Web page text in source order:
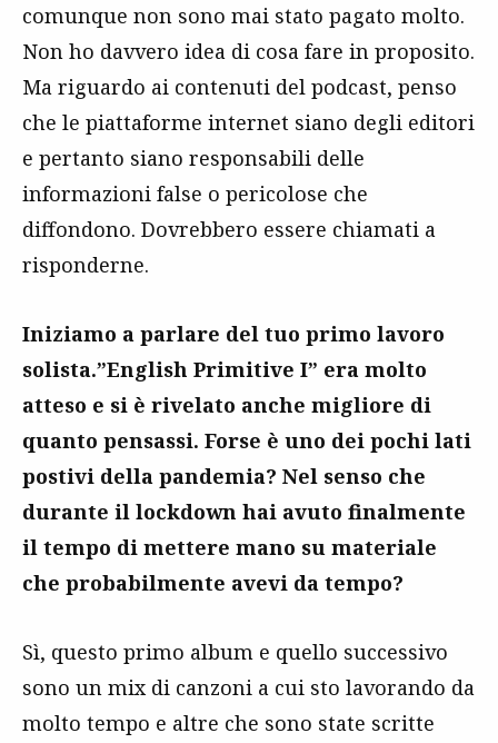
comunque non sono mai stato pagato molto.
Non ho davvero idea di cosa fare in proposito.
Ma riguardo ai contenuti del podcast, penso
che le piattaforme internet siano degli editori
e pertanto siano responsabili delle
informazioni false o pericolose che
diffondono. Dovrebbero essere chiamati a
risponderne.
Iniziamo a parlare del tuo primo lavoro
solista.”English Primitive I” era molto
atteso e si è rivelato anche migliore di
quanto pensassi. Forse è uno dei pochi lati
postivi della pandemia? Nel senso che
durante il lockdown hai avuto finalmente
il tempo di mettere mano su materiale
che probabilmente avevi da tempo?
Sì, questo primo album e quello successivo
sono un mix di canzoni a cui sto lavorando da
molto tempo e altre che sono state scritte